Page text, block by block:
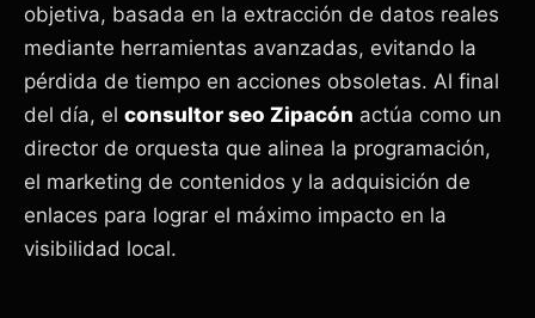
objetiva, basada en la extracción de datos reales
mediante herramientas avanzadas, evitando la
pérdida de tiempo en acciones obsoletas. Al final
del día, el consultor seo Zipacón actúa como un
director de orquesta que alinea la programación,
el marketing de contenidos y la adquisición de
enlaces para lograr el máximo impacto en la
visibilidad local.